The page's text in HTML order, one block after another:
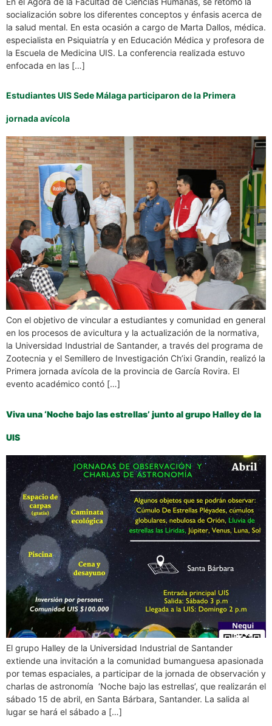
socialización sobre los diferentes conceptos y énfasis acerca de
la salud mental. En esta ocasión a cargo de Marta Dallos, médica.
especialista en Psiquiatría y en Educación Médica y profesora de
la Escuela de Medicina UIS. La conferencia realizada estuvo
enfocada en las […]
Estudiantes UIS Sede Málaga participaron de la Primera
jornada avícola
Con el objetivo de vincular a estudiantes y comunidad en general
en los procesos de avicultura y la actualización de la normativa,
la Universidad Industrial de Santander, a través del programa de
Zootecnia y el Semillero de Investigación Ch’ixi Grandin, realizó la
Primera jornada avícola de la provincia de García Rovira. El
evento académico contó […]
Viva una ‘Noche bajo las estrellas’ junto al grupo Halley de la
UIS
El grupo Halley de la Universidad Industrial de Santander
extiende una invitación a la comunidad bumanguesa apasionada
por temas espaciales, a participar de la jornada de observación y
charlas de astronomía ‘Noche bajo las estrellas’, que realizarán el
sábado 15 de abril, en Santa Bárbara, Santander. La salida al
lugar se hará el sábado a […]